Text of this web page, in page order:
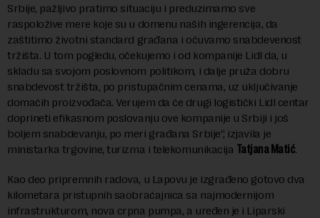
Srbije, pažljivo pratimo situaciju i preduzimamo sve
raspoložive mere koje su u domenu naših ingerencija, da
zaštitimo životni standard građana i očuvamo snabdevenost
tržišta. U tom pogledu, očekujemo i od kompanije Lidl da, u
skladu sa svojom poslovnom politikom, i dalje pruža dobru
snabdevost tržišta, po pristupačnim cenama, uz uključivanje
domaćih proizvođača. Verujem da će drugi logistički Lidl centar
doprineti efikasnom poslovanju ove kompanije u Srbiji i još
boljem snabdevanju, po meri građana Srbije“, izjavila je
ministarka trgovine, turizma i telekomunikacija Tatjana Matić.
Kao deo pripremnih radova, u Lapovu je izgrađeno gotovo dva
kilometara pristupnih saobraćajnica sa najmodernijom
infrastrukturom, nova crpna pumpa, a uređen je i Liparski